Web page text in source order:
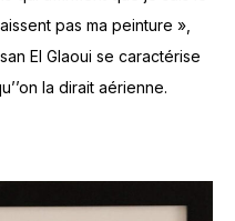
pas ma peinture »,
El Glaoui se caractérise
la dirait aérienne.